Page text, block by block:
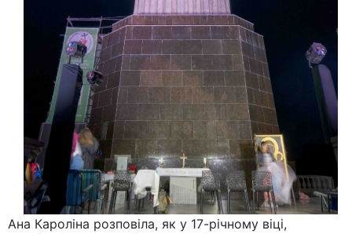
Ана Кароліна розповіла, як у 17-річному віці,